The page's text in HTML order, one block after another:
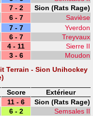
7 - 2
Sion (Rats Rage)
6 - 7
Savièse
7 - 7
Yverdon
6 - 7
Treyvaux
4 - 11
Sierre II
3 - 6
Moudon
Terrain - Sion Unihockey
Score
Extérieur
11 - 6
Sion (Rats Rage)
6 - 2
Semsales II